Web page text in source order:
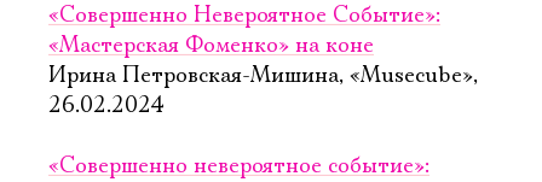
«Совершенно Невероятное Событие»:
«Мастерская Фоменко» на коне
Ирина Петровская-Мишина, «Musecube»,
26.02.2024
«Совершенно невероятное событие»: